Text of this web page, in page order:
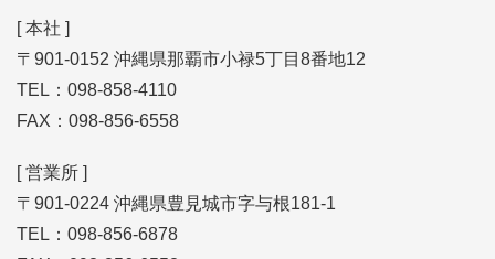
[ 本社 ]
〒901-0152 沖縄県那覇市小禄5丁目8番地12
TEL：098-858-4110
FAX：098-856-6558
[ 営業所 ]
〒901-0224 沖縄県豊見城市字与根181-1
TEL：098-856-6878